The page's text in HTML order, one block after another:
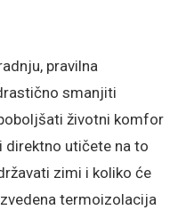
pravilna
smanjiti
životni komfor
direktno utičete na to
zimi i koliko će
termoizolacija